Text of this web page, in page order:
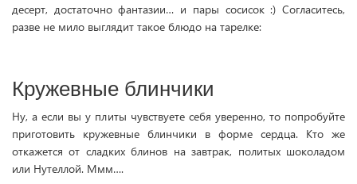
десерт, достаточно фантазии… и пары сосисок :) Согласитесь,
разве не мило выглядит такое блюдо на тарелке:
Кружевные блинчики
Ну, а если вы у плиты чувствуете себя уверенно, то попробуйте
приготовить кружевные блинчики в форме сердца. Кто же
откажется от сладких блинов на завтрак, политых шоколадом
или Нутеллой. Ммм….